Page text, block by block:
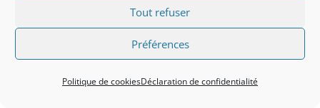
Tout refuser
Préférences
Politique de cookiesDéclaration de confidentialité
Charte de déontologie des membres des
chambres disciplinaires